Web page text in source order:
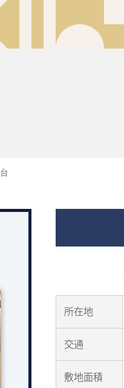
所在地
交通
敷地面積